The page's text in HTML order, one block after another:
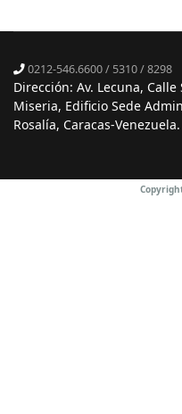
0212-546.6600 / 5310 / 8298
Dirección: Av. Lecuna,
Miseria, Edificio Sede
Rosalía, Caracas-